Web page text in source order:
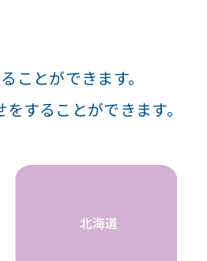
ことができます。
することができます。